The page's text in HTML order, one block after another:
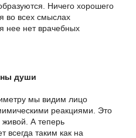
Ничего хорошего
во всех смыслах
нее нет врачебных
души
мы видим лицо
реакциями. Это
живой. А теперь
всегда таким как на